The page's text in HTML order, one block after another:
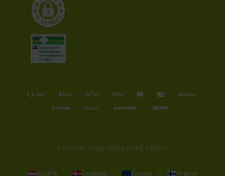
CHOOSE YOUR GREATLIFE STORE
Austria Denmark Europe Finland